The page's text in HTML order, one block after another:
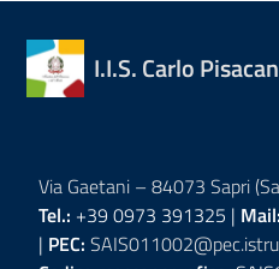
I.I.S. Carlo
Via Gaetani – 84073 Sapri
Tel.: +39 0973 391325 | Mail:
| PEC: